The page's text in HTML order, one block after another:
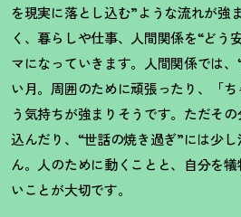
を現実に落とし込む”ような流れが強
く、暮らしや仕事、人間関係を“どう
マになっていきます。人間関係では
い月。周囲のために頑張ったり、「
う気持ちが強まりそうです。ただそ
込んだり、“世話の焼き過ぎ”には少
ん。人のために動くことと、自分を
いことが大切です。